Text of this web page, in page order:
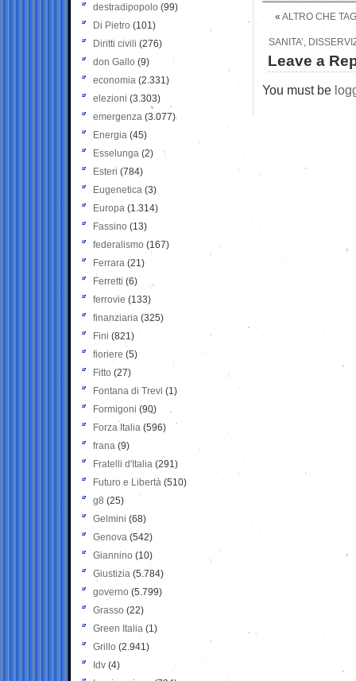
« ALTRO CHE
SANITA’,
Leave a
You must be
destradipopolo (99)
Di Pietro (101)
Diritti civili (276)
don Gallo (9)
economia (2.331)
elezioni (3.303)
emergenza (3.077)
Energia (45)
Esselunga (2)
Esteri (784)
Eugenetica (3)
Europa (1.314)
Fassino (13)
federalismo (167)
Ferrara (21)
Ferretti (6)
ferrovie (133)
finanziaria (325)
Fini (821)
fioriere (5)
Fitto (27)
Fontana di Trevi (1)
Formigoni (90)
Forza Italia (596)
frana (9)
Fratelli d'Italia (291)
Futuro e Libertà (510)
g8 (25)
Gelmini (68)
Genova (542)
Giannino (10)
Giustizia (5.784)
governo (5.799)
Grasso (22)
Green Italia (1)
Grillo (2.941)
Idv (4)